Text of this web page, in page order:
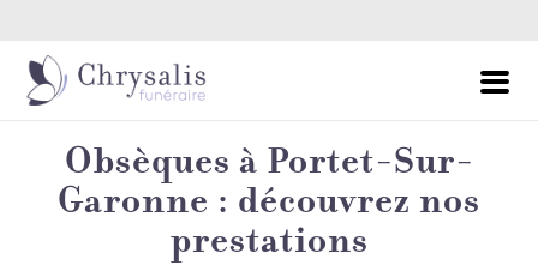
Obsèques à Portet-Sur-
Garonne : découvrez nos
prestations